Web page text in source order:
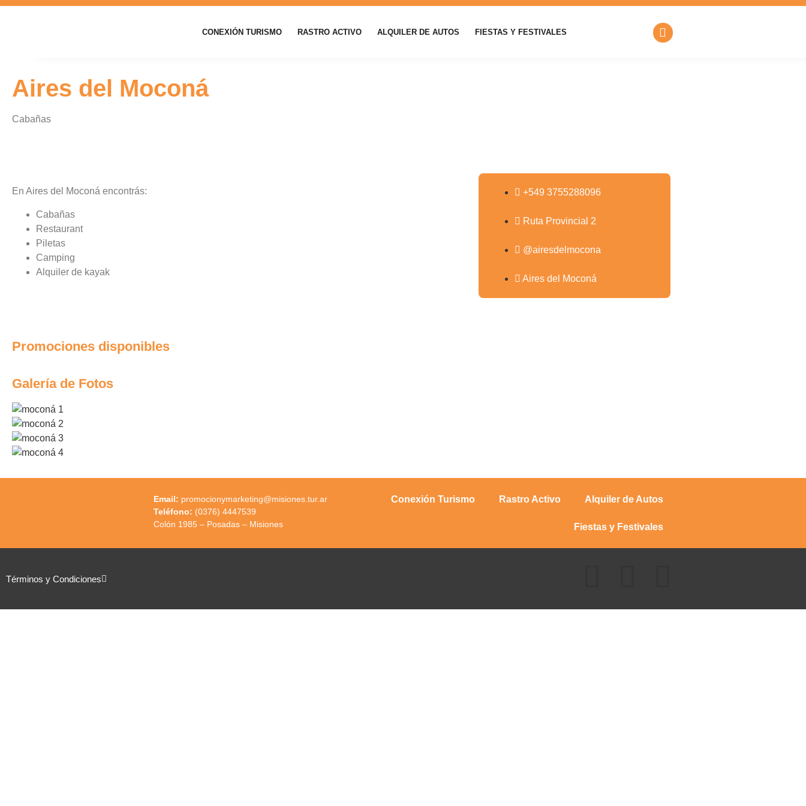
CONEXIÓN TURISMO RASTRO ACTIVO ALQUILER DE AUTOS FIESTAS Y FESTIVALES
Aires del Moconá
Cabañas
En Aires del Moconá encontrás:
Cabañas
Restaurant
Piletas
Camping
Alquiler de kayak
+549 3755288096
Ruta Provincial 2
@airesdelmocona
Aires del Moconá
Promociones disponibles
Galería de Fotos
Email: promocionymarketing@misiones.tur.ar
Teléfono: (0376) 4447539
Colón 1985 – Posadas – Misiones
Conexión Turismo Rastro Activo Alquiler de Autos
Fiestas y Festivales
Términos y Condiciones